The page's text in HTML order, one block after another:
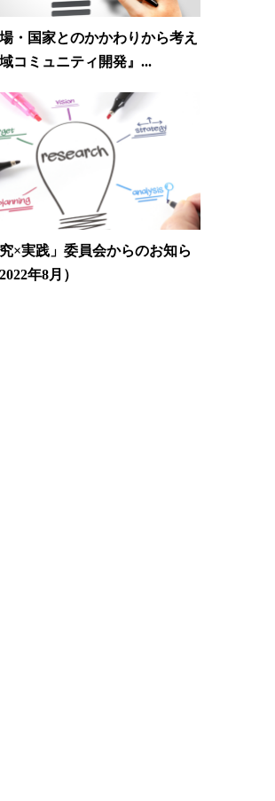
場・国家とのかかわりから考え
コミュニティ開発』...
究×実践」委員会からのお知ら
年8月）